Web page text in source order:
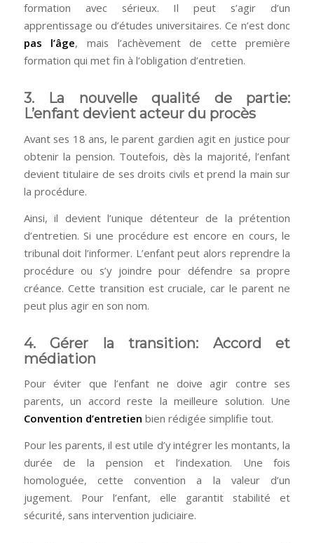
formation avec sérieux. Il peut s’agir d’un
apprentissage ou d’études universitaires. Ce n’est donc
pas l’âge, mais l’achèvement de cette première
formation qui met fin à l’obligation d’entretien.
3. La nouvelle qualité de partie:
L’enfant devient acteur du procès
Avant ses 18 ans, le parent gardien agit en justice pour
obtenir la pension. Toutefois, dès la majorité, l’enfant
devient titulaire de ses droits civils et prend la main sur
la procédure.
Ainsi, il devient l’unique détenteur de la prétention
d’entretien. Si une procédure est encore en cours, le
tribunal doit l’informer. L’enfant peut alors reprendre la
procédure ou s’y joindre pour défendre sa propre
créance. Cette transition est cruciale, car le parent ne
peut plus agir en son nom.
4. Gérer la transition: Accord et
médiation
Pour éviter que l’enfant ne doive agir contre ses
parents, un accord reste la meilleure solution. Une
Convention d’entretien bien rédigée simplifie tout.
Pour les parents, il est utile d’y intégrer les montants, la
durée de la pension et l’indexation. Une fois
homologuée, cette convention a la valeur d’un
jugement. Pour l’enfant, elle garantit stabilité et
sécurité, sans intervention judiciaire.